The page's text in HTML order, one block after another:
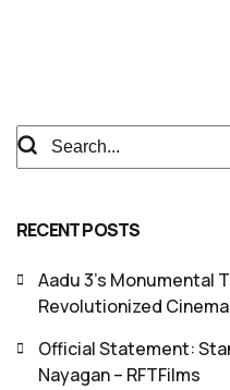
RECENT POSTS
Aadu 3’s Monumental
Revolutionized
Official Statement:
Nayagan – RFTFilms